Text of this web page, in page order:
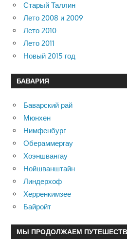
Старый Таллин
Лето 2008 и 2009
Лето 2010
Лето 2011
Новый 2015 год
БАВАРИЯ
Баварский рай
Мюнхен
Нимфенбург
Обераммергау
Хоэншвангау
Нойшванштайн
Линдерхоф
Херренкимзее
Байройт
МЫ ПРОДОЛЖАЕМ